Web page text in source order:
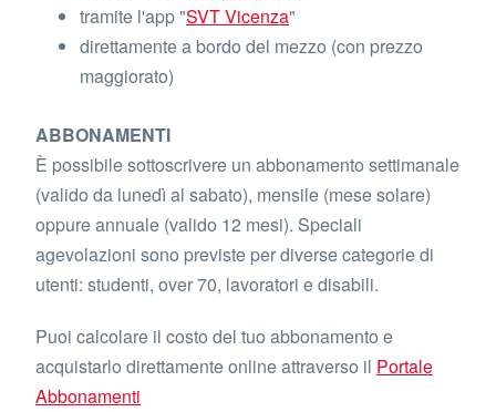
tramite l'app "SVT Vicenza"
direttamente a bordo del mezzo (con prezzo
maggiorato)
ABBONAMENTI
È possibile sottoscrivere un abbonamento settimanale
(valido da lunedì al sabato), mensile (mese solare)
oppure annuale (valido 12 mesi). Speciali
agevolazioni sono previste per diverse categorie di
utenti: studenti, over 70, lavoratori e disabili.
Puoi calcolare il costo del tuo abbonamento e
acquistarlo direttamente online attraverso il Portale
Abbonamenti